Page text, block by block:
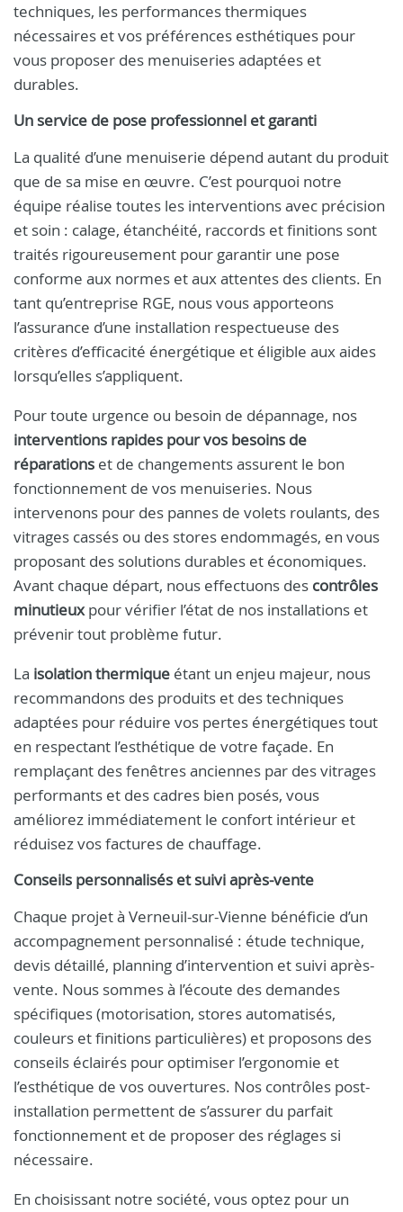
techniques, les performances thermiques
nécessaires et vos préférences esthétiques pour
vous proposer des menuiseries adaptées et
durables.
Un service de pose professionnel et garanti
La qualité d’une menuiserie dépend autant du produit
que de sa mise en œuvre. C’est pourquoi notre
équipe réalise toutes les interventions avec précision
et soin : calage, étanchéité, raccords et finitions sont
traités rigoureusement pour garantir une pose
conforme aux normes et aux attentes des clients. En
tant qu’entreprise RGE, nous vous apporteons
l’assurance d’une installation respectueuse des
critères d’efficacité énergétique et éligible aux aides
lorsqu’elles s’appliquent.
Pour toute urgence ou besoin de dépannage, nos
interventions rapides pour vos besoins de
réparations et de changements assurent le bon
fonctionnement de vos menuiseries. Nous
intervenons pour des pannes de volets roulants, des
vitrages cassés ou des stores endommagés, en vous
proposant des solutions durables et économiques.
Avant chaque départ, nous effectuons des contrôles
minutieuxpour vérifier l’état de nos installations et
prévenir tout problème futur.
La isolation thermique étant un enjeu majeur, nous
recommandons des produits et des techniques
adaptées pour réduire vos pertes énergétiques tout
en respectant l’esthétique de votre façade. En
remplaçant des fenêtres anciennes par des vitrages
performants et des cadres bien posés, vous
améliorez immédiatement le confort intérieur et
réduisez vos factures de chauffage.
Conseils personnalisés et suivi après-vente
Chaque projet à Verneuil-sur-Vienne bénéficie d’un
accompagnement personnalisé : étude technique,
devis détaillé, planning d’intervention et suivi après-
vente. Nous sommes à l’écoute des demandes
spécifiques (motorisation, stores automatisés,
couleurs et finitions particulières) et proposons des
conseils éclairés pour optimiser l’ergonomie et
l’esthétique de vos ouvertures. Nos contrôles post-
installation permettent de s’assurer du parfait
fonctionnement et de proposer des réglages si
nécessaire.
En choisissant notre société, vous optez pour un